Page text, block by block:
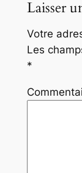
Laisser
Votre
Les
*